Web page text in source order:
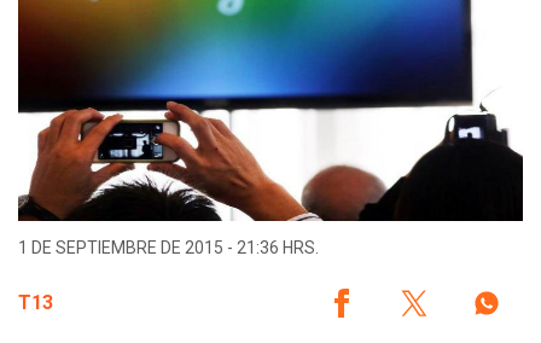
1 DE SEPTIEMBRE DE 2015 - 21:36 HRS.
T13